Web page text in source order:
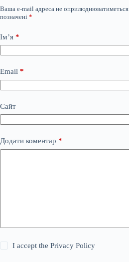
Ваша e-mail адреса не оприлюднюватиметься.
позначені *
Ім’я *
Email *
Сайт
Додати коментар *
I accept thePrivacy Policy